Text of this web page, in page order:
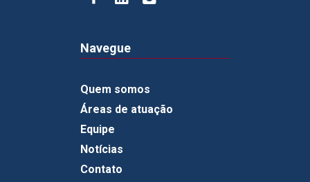
Navegue
Quem somos
Áreas de atuação
Equipe
Notícias
Contato